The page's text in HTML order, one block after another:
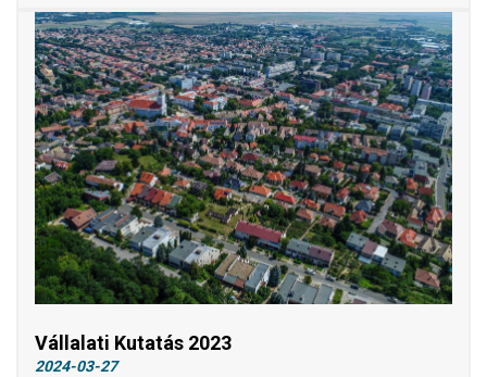
Vállalati Kutatás 2023
2024-03-27